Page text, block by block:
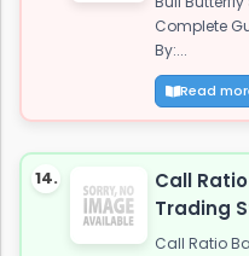
Complete
By:...
Read
14.
Call
Trading
Call Ratio